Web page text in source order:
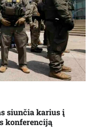
siunčia karius į
konferenciją